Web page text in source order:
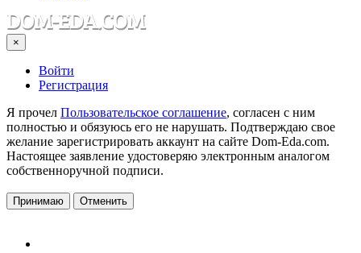
×
Войти
Регистрация
Я прочел Пользовательское соглашение, согласен с ним
полностью и обязуюсь его не нарушать. Подтверждаю свое
желание зарегистрировать аккаунт на сайте Dom-Eda.com.
Настоящее заявление удостоверяю электронным аналогом
собственноручной подписи.
Принимаю Отменить